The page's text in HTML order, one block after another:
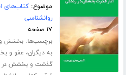
موضوع:کتاب‌های
روانشناسی
۱۷ صفحه
برچسب‌ها:بخشش
به دیگران، عفو و
گذشت و بخشش در